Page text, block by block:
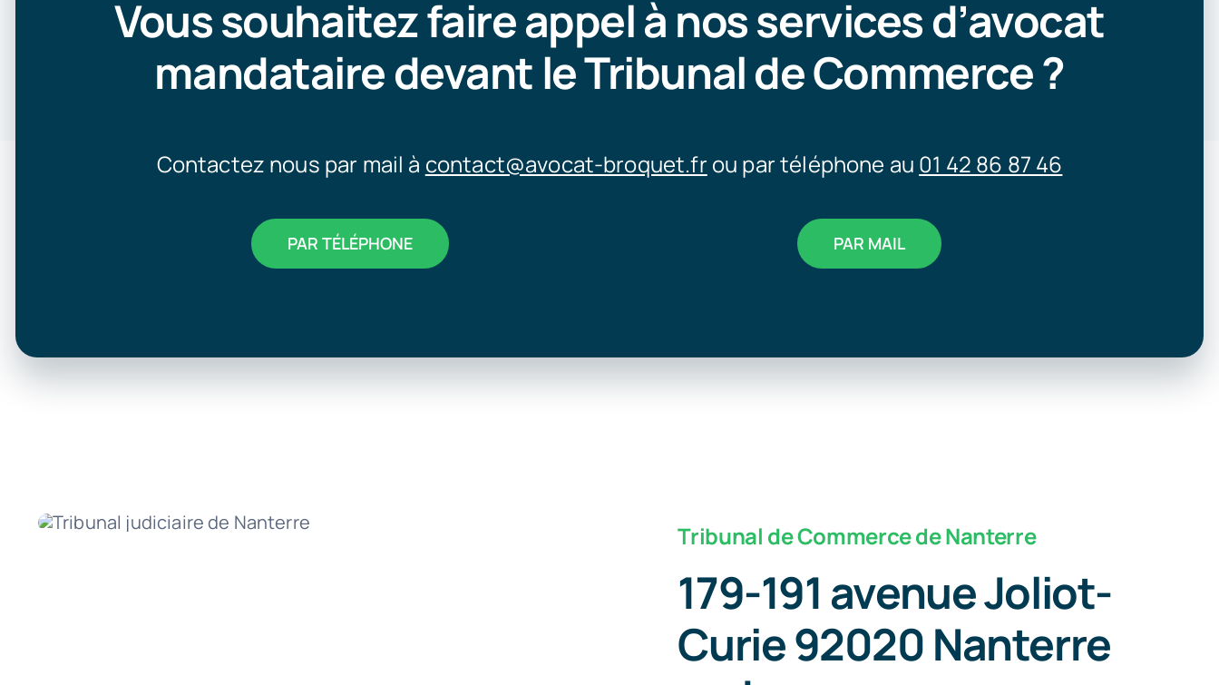
Vous souhaitez faire appel à nos services d’avocat
mandataire devant le Tribunal de Commerce ?
Contactez nous par mail à contact@avocat-broquet.fr ou par téléphone au 01 42 86 87 46
PAR TÉLÉPHONE PAR MAIL
Tribunal de Commerce de Nanterre
179-191 avenue Joliot-
Curie 92020 Nanterre